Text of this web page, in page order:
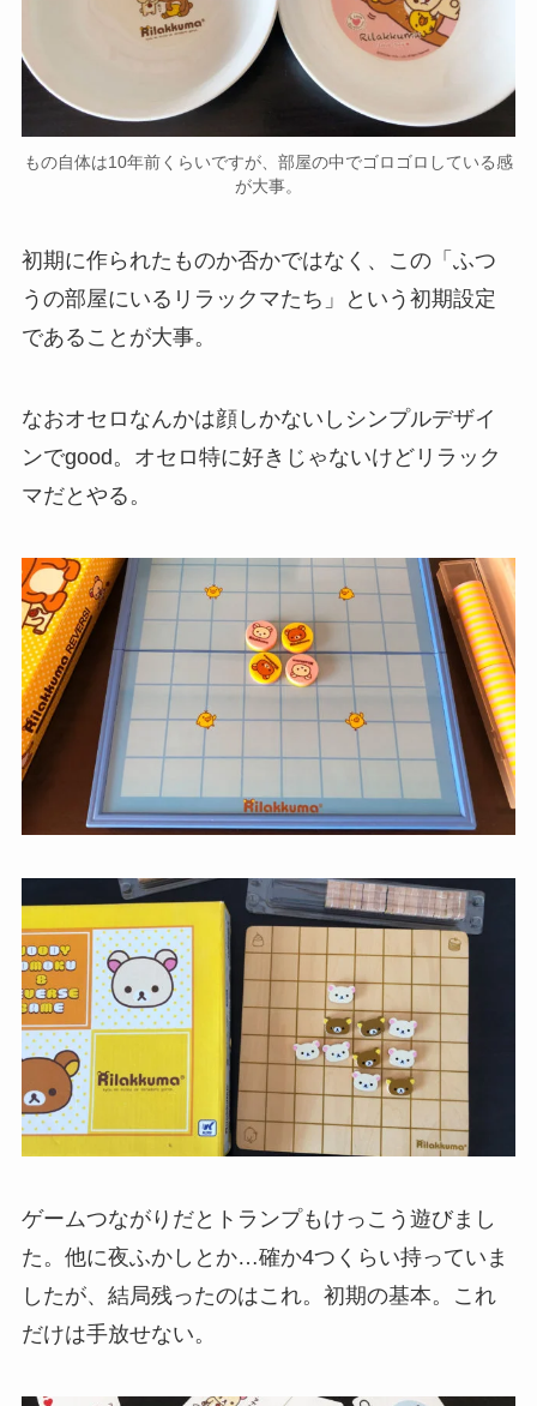
もの自体は10年前くらいですが、部屋の中でゴロゴロしている感
が大事。
初期に作られたものか否かではなく、この「ふつ
うの部屋にいるリラックマたち」という初期設定
であることが大事。
なおオセロなんかは顔しかないしシンプルデザイ
ンでgood。オセロ特に好きじゃないけどリラック
マだとやる。
ゲームつながりだとトランプもけっこう遊びまし
た。他に夜ふかしとか…確か4つくらい持っていま
したが、結局残ったのはこれ。初期の基本。これ
だけは手放せない。